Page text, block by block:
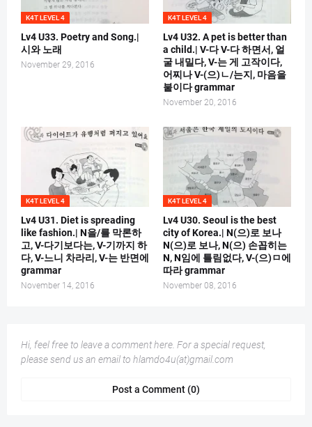
K4T LEVEL 4
Lv4 U33. Poetry and Song.|
시와 노래
November 29, 2016
K4T LEVEL 4
Lv4 U32. A pet is better than
a child.| V-다 V-다 하면서, 얼
굴 내밀다, V-는 게 고작이다,
어찌나 V-(으)ㄴ/는지, 마음을
붙이다 grammar
November 20, 2016
K4T LEVEL 4
Lv4 U31. Diet is spreading
like fashion.| N을/를 막론하
고, V-다기보다는, V-기까지 하
다, V-느니 차라리, V-는 반면에
grammar
November 14, 2016
K4T LEVEL 4
Lv4 U30. Seoul is the best
city of Korea.| N(으)로 보나
N(으)로 보나, N(으) 손꼽히는
N, N임에 틀림없다, V-(으)ㅁ에
따라 grammar
November 08, 2016
Hi, feel free to leave a comment here. For a special request,
please send us an email to hlamdo4u(at)gmail.com
Post a Comment (0)